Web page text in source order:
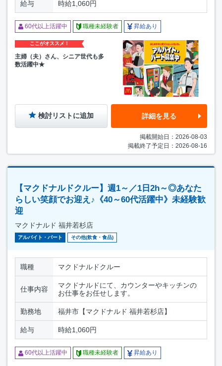
給与 時給1,060円
60代以上活躍中 職種未経験者 昇給あり
ここがオススメ！
主婦（夫）さん、シニア世代も多
数活躍中★
検討リストに追加 詳細を見る
掲載開始日：2026-08-03
掲載終了予定日：2026-08-16
【マクドナルドクルー】週1～／1日2h～◎あなた
らしい笑顔でお迎え♪《40～60代活躍中》未経験歓
迎
マクドナルド 福井若杉店
アルバイト・パート その他(飲食・食品)
職種 マクドナルドクルー
仕事内容
マクドナルドにて、カウンターやキッチンの
お仕事をお任せします。
勤務地 福井市【マクドナルド 福井若杉店】
給与 時給1,060円
60代以上活躍中 職種未経験者 昇給あり